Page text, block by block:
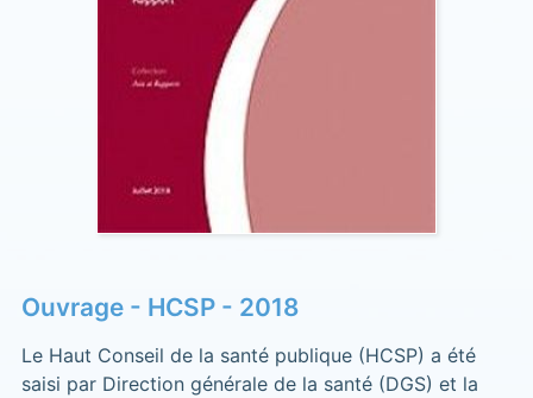
Ouvrage - HCSP - 2018
Le Haut Conseil de la santé publique (HCSP) a été
saisi par Direction générale de la santé (DGS) et la